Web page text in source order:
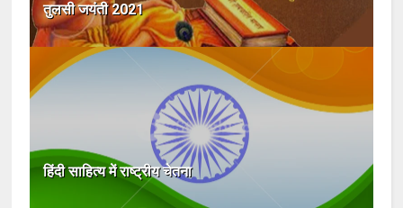
तुलसी जयंती 2021
हिंदी साहित्य में राष्ट्रीय चेतना